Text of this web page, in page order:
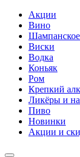
Акции
Вино
Виски
Водка
Коньяк
Ром
Крепкий
Ликёры и
Пиво
Новинки
Акции и